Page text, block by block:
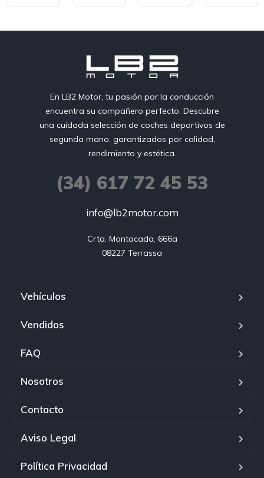
En LB2 Motor, tu pasión por la conducción
encuentra su compañero perfecto. Descubre
una cuidada selección de coches deportivos de
segunda mano, garantizados por calidad,
rendimiento y estética.
(34) 617 72 45 53
info@lb2motor.com
Crta. Montacada, 666a
08227 Terrassa
Vehículos
Vendidos
FAQ
Nosotros
Contacto
Aviso Legal
Política Privacidad